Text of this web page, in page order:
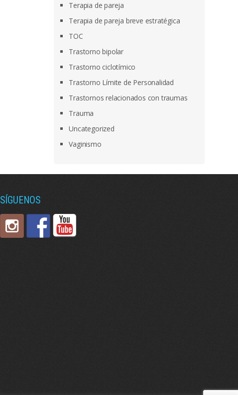
Terapia de pareja
Terapia de pareja breve estratégica
TOC
Trastorno bipolar
Trastorno ciclotímico
Trastorno Límite de Personalidad
Trastornos relacionados con traumas
Trauma
Uncategorized
Vaginismo
SÍGUENOS